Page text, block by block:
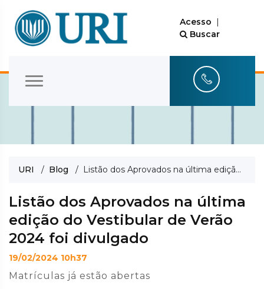
Acesso |
Buscar
URI / Blog / Listão dos Aprovados na última edição do Vestibular de Verão 2024 foi divulgado
Listão dos Aprovados na última
edição do Vestibular de Verão
2024 foi divulgado
19/02/2024 10h37
Matrículas já estão abertas